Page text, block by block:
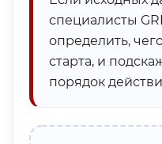
специалисты
определить,
старта, и
порядок